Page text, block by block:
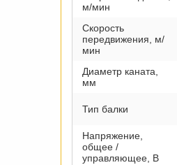
м/мин
Скорость
передвижения, м/
мин
Диаметр каната,
мм
Тип балки
Напряжение,
общее /
управляющее, В